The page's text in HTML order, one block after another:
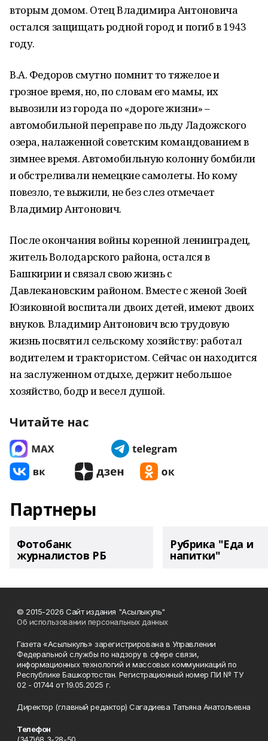
вторым домом. Отец Владимира Антоновича
остался защищать родной город и погиб в 1943
году.
В.А. Федоров смутно помнит то тяжелое и
грозное время, но, по словам его мамы, их
вывозили из города по «дороге жизни» –
автомобильной переправе по льду Ладожского
озера, налаженной советским командованием в
зимнее время. Автомобильную колонну бомбили
и обстреливали немецкие самолеты. Но кому
повезло, те выжили, не без слез отмечает
Владимир Антонович.
После окончания войны коренной ленинградец,
житель Володарского района, остался в
Башкирии и связал свою жизнь с
Давлекановским районом. Вместе с женой Зоей
Юзиковной воспитали двоих детей, имеют двоих
внуков. Владимир Антонович всю трудовую
жизнь посвятил сельскому хозяйству: работал
водителем и трактористом. Сейчас он находится
на заслуженном отдыхе, держит небольшое
хозяйство, бодр и весел душой.
Читайте нас
Партнеры
Фотобанк
журналистов РБ
Рубрика "Еда и
напитки"
© 2015-2026 Сайт издания "Асылыкуль"
Об использовании персональных данных
Газета «Асылыкуль» зарегистрирована в Управлении
Федеральной службы по надзору в сфере связи,
информационных технологий и массовых коммуникаций по
Республике Башкортостан. Регистрационный номер ПИ № ТУ
02 - 01744 от 19.05.2025 г.
Директор (главный редактор) Сагадиева Татьяна Анатольевна
Телефон